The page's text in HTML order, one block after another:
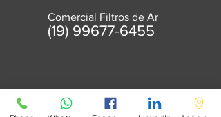
Comercial Filtros de Ar
(19) 99677-6455